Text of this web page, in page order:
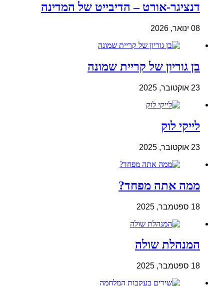
דנציגר-אורט – הדיבייט של המדינה
08 ינואר, 2026
בן גוריון של קריית שמונה
23 אוקטובר, 2025
לייקי לוק
23 אוקטובר, 2025
ממה אתה מפחד?
18 ספטמבר, 2025
המנהלת שולה
18 ספטמבר, 2025